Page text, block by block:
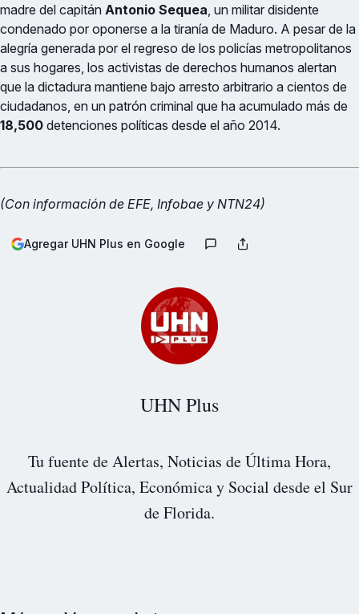
madre del capitán Antonio Sequea , un militar disidente
condenado por oponerse a la tiranía de Maduro. A pesar de la
alegría generada por el regreso de los policías metropolitanos
a sus hogares, los activistas de derechos humanos alertan
que la dictadura mantiene bajo arresto arbitrario a cientos de
ciudadanos, en un patrón criminal que ha acumulado más de
18,500 detenciones políticas desde el año 2014.
(Con información de EFE, Infobae y NTN24)
Agregar UHN Plus en Google
UHN Plus
Tu fuente de Alertas, Noticias de Última Hora,
Actualidad Política, Económica y Social desde el Sur
de Florida.